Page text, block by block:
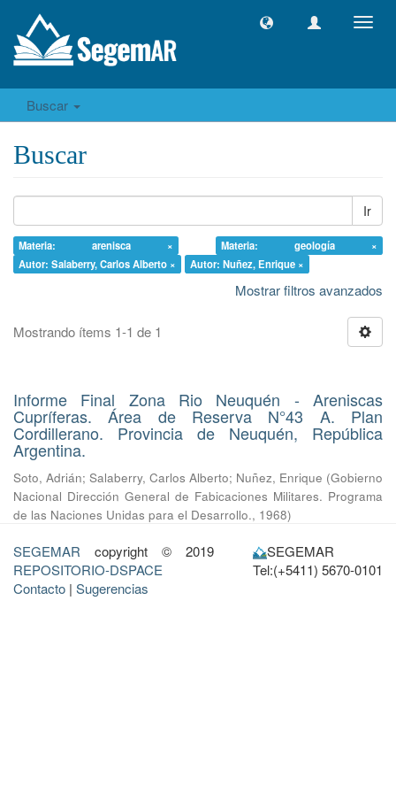
Buscar
Buscar
Ir
Materia: arenisca ×
Materia: geología ×
Autor: Salaberry, Carlos Alberto ×
Autor: Nuñez, Enrique ×
Mostrar filtros avanzados
Mostrando ítems 1-1 de 1
Informe Final Zona Rio Neuquén - Areniscas
Cupríferas. Área de Reserva N°43 A. Plan
Cordillerano. Provincia de Neuquén, República
Argentina.
Soto, Adrián; Salaberry, Carlos Alberto; Nuñez, Enrique (Gobierno
Nacional Dirección General de Fabicaciones Militares. Programa
de las Naciones Unidas para el Desarrollo., 1968)
SEGEMAR copyright © 2019
REPOSITORIO-DSPACE
Contacto | Sugerencias
SEGEMAR
Tel:(+5411) 5670-0101